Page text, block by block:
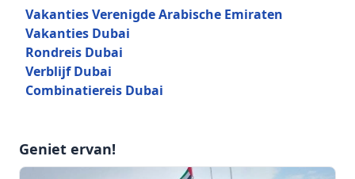
Vakanties Verenigde Arabische Emiraten
Vakanties Dubai
Rondreis Dubai
Verblijf Dubai
Combinatiereis Dubai
Geniet ervan!